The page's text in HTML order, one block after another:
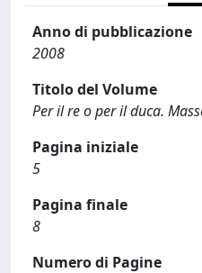
Anno di pubblicazione
2008
Titolo del Volume
Per il re o per il duca.
Pagina iniziale
5
Pagina finale
8
Numero di Pagine